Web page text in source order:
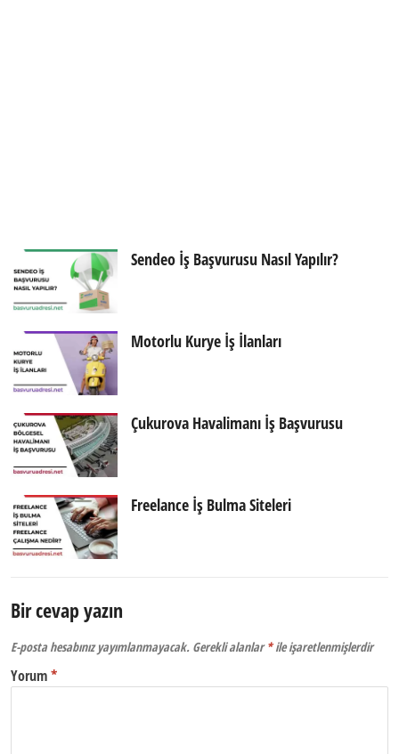
Sendeo İş Başvurusu Nasıl Yapılır?
Motorlu Kurye İş İlanları
Çukurova Havalimanı İş Başvurusu
Freelance İş Bulma Siteleri
Bir cevap yazın
E-posta hesabınız yayımlanmayacak. Gerekli alanlar*ile işaretlenmişlerdir
Yorum*